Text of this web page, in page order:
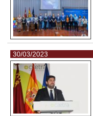
30/03/2023